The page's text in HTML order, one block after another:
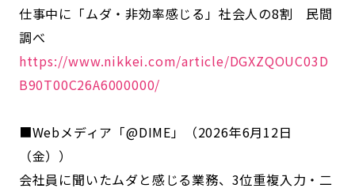
仕事中に「ムダ・非効率感じる」社会人の8割 民間
調べ
https://www.nikkei.com/article/DGXZQOUC03D
B90T00C26A6000000/
■Webメディア「@DIME」（2026年6月12日
（金））
会社員に聞いたムダと感じる業務、3位重複入力・二